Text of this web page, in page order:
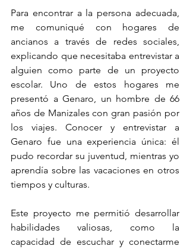
Para encontrar a la persona adecuada,
me comuniqué con hogares de
ancianos a través de redes sociales,
explicando que necesitaba entrevistar a
alguien como parte de un proyecto
escolar. Uno de estos hogares me
presentó a Genaro, un hombre de 66
años de Manizales con gran pasión por
los viajes. Conocer y entrevistar a
Genaro fue una experiencia única: él
pudo recordar su juventud, mientras yo
aprendía sobre las vacaciones en otros
tiempos y culturas.
Este proyecto me permitió desarrollar
habilidades valiosas, como la
capacidad de escuchar y conectarme